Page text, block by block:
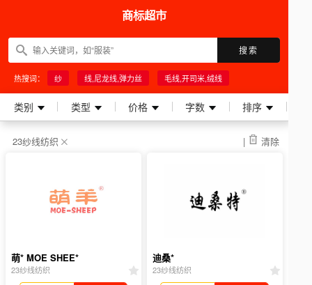
商标超市
搜索
热搜词： 纱 线,尼龙线,弹力丝 毛线,开司米,绒线
类别 类型 价格 字数 排序
23纱线纺织 | 清除
萌* MOE SHEE*
23纱线纺织
迪桑*
23纱线纺织